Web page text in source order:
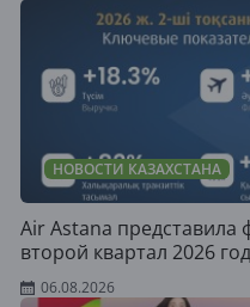
НОВОСТИ КАЗАХСТАНА
Air Astana представила
второй квартал 2026
06.08.2026